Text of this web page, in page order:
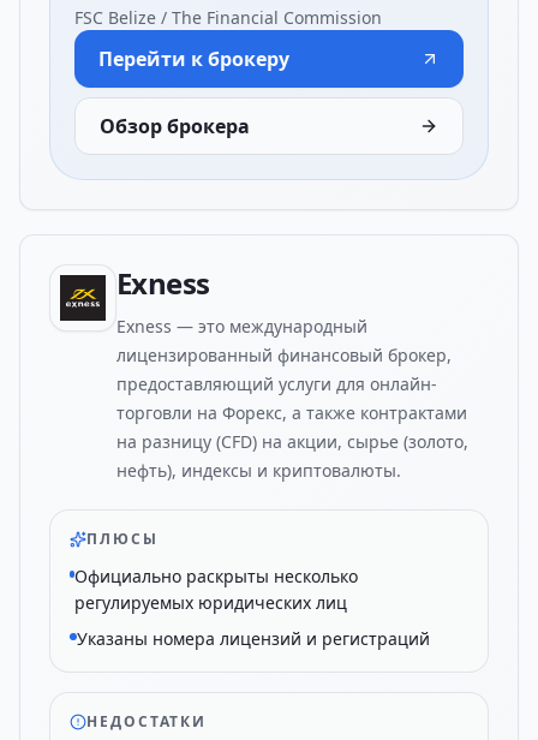
FSC Belize / The Financial Commission
Перейти к брокеру
Обзор брокера
Exness
Exness — это международный
лицензированный финансовый брокер,
предоставляющий услуги для онлайн-
торговли на Форекс, а также контрактами
на разницу (CFD) на акции, сырье (золото,
нефть), индексы и криптовалюты.
ПЛЮСЫ
Официально раскрыты несколько
регулируемых юридических лиц
Указаны номера лицензий и регистраций
НЕДОСТАТКИ